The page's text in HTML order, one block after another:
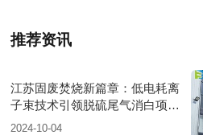
推荐资讯
江苏固废焚烧新篇章：低电耗离
子束技术引领脱硫尾气消白项目
圆满落成
2024-10-04